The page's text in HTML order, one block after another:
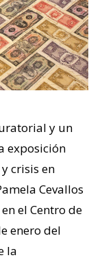
y un
exposición
crisis en
Cevallos
el Centro de
enero del
la